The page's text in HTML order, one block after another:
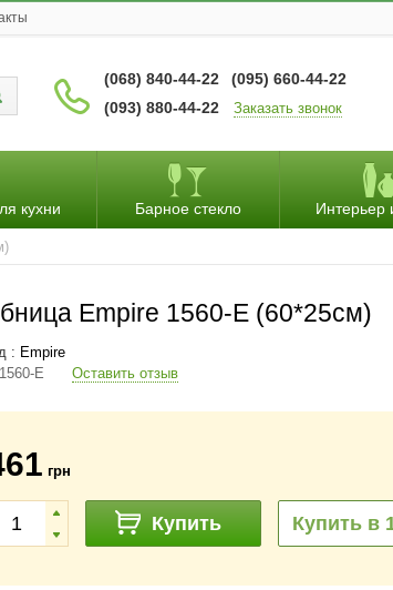
(068) 840-44-22
(095) 660-44-22
(093) 880-44-22
Заказать звонок
кухни Барное стекло Интерьер
Empire 1560-E (60*25см)
: Empire
1560-E Оставить отзыв
грн
Купить Купить в